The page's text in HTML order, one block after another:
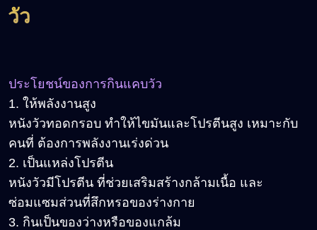
วัว
ประโยชน์ของการกินแคบวัว
1. ให้พลังงานสูง
หนังวัวทอดกรอบ ทำให้ไขมันและโปรตีนสูง เหมาะกับ
คนที่ ต้องการพลังงานเร่งด่วน
2. เป็นแหล่งโปรตีน
หนังวัวมีโปรตีน ที่ช่วยเสริมสร้างกล้ามเนื้อ และ
ซ่อมแซมส่วนที่สึกหรอของร่างกาย
3. กินเป็นของว่างหรือของแกล้ม